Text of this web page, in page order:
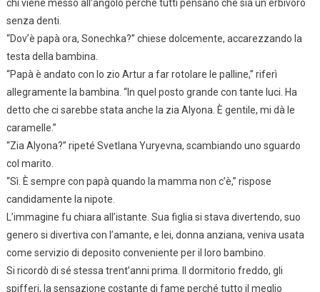
chi viene messo all’angolo perché tutti pensano che sia un erbivoro
senza denti.
“Dov’è papà ora, Sonechka?” chiese dolcemente, accarezzando la
testa della bambina.
“Papà è andato con lo zio Artur a far rotolare le palline,” riferì
allegramente la bambina. “In quel posto grande con tante luci. Ha
detto che ci sarebbe stata anche la zia Alyona. È gentile, mi dà le
caramelle.”
“Zia Alyona?” ripeté Svetlana Yuryevna, scambiando uno sguardo
col marito.
“Sì. È sempre con papà quando la mamma non c’è,” rispose
candidamente la nipote.
L’immagine fu chiara all’istante. Sua figlia si stava divertendo, suo
genero si divertiva con l’amante, e lei, donna anziana, veniva usata
come servizio di deposito conveniente per il loro bambino.
Si ricordò di sé stessa trent’anni prima. Il dormitorio freddo, gli
spifferi, la sensazione costante di fame perché tutto il meglio